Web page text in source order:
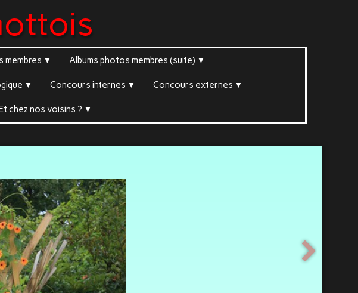
membres ▼ Albums photos membres (suite) ▼
▼ Concours internes ▼ Concours externes ▼
chez nos voisins ? ▼